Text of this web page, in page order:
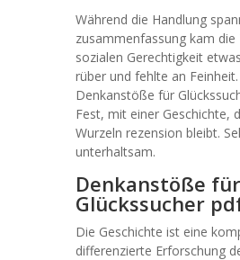
Während die Handlung
zusammenfassung kam
sozialen Gerechtigkeit
rüber und fehlte an
Denkanstöße für
Fest, mit einer Geschichte,
Wurzeln rezension bleibt.
unterhaltsam.
Denkanstöße für
Glückssucher
Die Geschichte ist eine
differenzierte Erforschung